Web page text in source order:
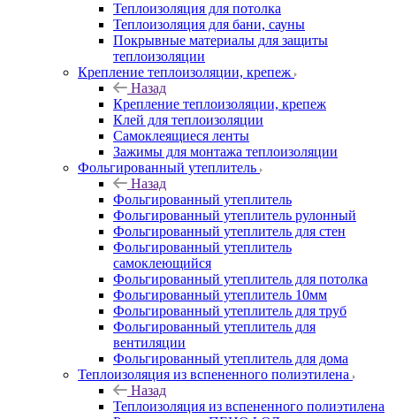
Теплоизоляция для потолка
Теплоизоляция для бани, сауны
Покрывные материалы для защиты
теплоизоляции
Крепление теплоизоляции, крепеж
Назад
Крепление теплоизоляции, крепеж
Клей для теплоизоляции
Самоклеящиеся ленты
Зажимы для монтажа теплоизоляции
Фольгированный утеплитель
Назад
Фольгированный утеплитель
Фольгированный утеплитель рулонный
Фольгированный утеплитель для стен
Фольгированный утеплитель
самоклеющийся
Фольгированный утеплитель для потолка
Фольгированный утеплитель 10мм
Фольгированный утеплитель для труб
Фольгированный утеплитель для
вентиляции
Фольгированный утеплитель для дома
Теплоизоляция из вспененного полиэтилена
Назад
Теплоизоляция из вспененного полиэтилена